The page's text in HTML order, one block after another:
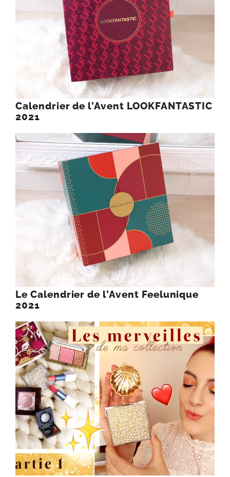
Calendrier de l’Avent LOOKFANTASTIC
2021
Le Calendrier de l’Avent Feelunique
2021